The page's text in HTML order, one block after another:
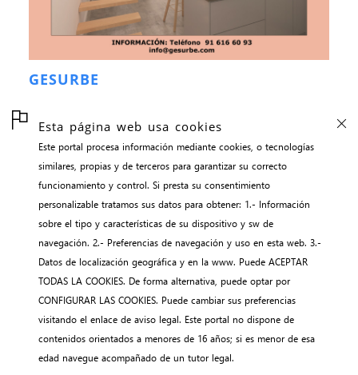
Esta página web usa cookies
Este portal procesa información mediante cookies, o tecnologías
similares, propias y de terceros para garantizar su correcto
funcionamiento y control. Si presta su consentimiento
personalizable tratamos sus datos para obtener: 1.- Información
sobre el tipo y características de su dispositivo y sw de
navegación. 2.- Preferencias de navegación y uso en esta web. 3.-
Datos de localización geográfica y en la www. Puede ACEPTAR
TODAS LA COOKIES. De forma alternativa, puede optar por
CONFIGURAR LAS COOKIES. Puede cambiar sus preferencias
visitando el enlace de aviso legal. Este portal no dispone de
contenidos orientados a menores de 16 años; si es menor de esa
edad navegue acompañado de un tutor legal.
GESURBE
contacto
aviso legal
gestión de cookies
webNEWS || adalidmyo